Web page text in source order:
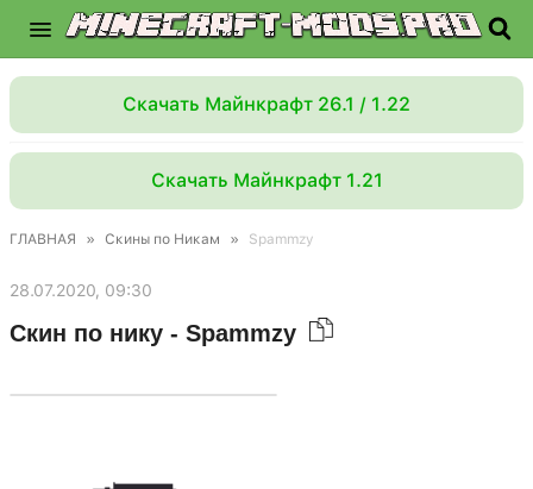
Скачать Майнкрафт 26.1 / 1.22
Скачать Майнкрафт 1.21
ГЛАВНАЯ » Скины по Никам » Spammzy
28.07.2020, 09:30
Скин по нику - Spammzy